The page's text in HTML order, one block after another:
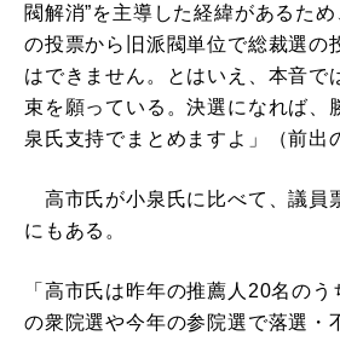
閥解消”を主導した経緯があるた
の投票から旧派閥単位で総裁選の
はできません。とはいえ、本音で
束を願っている。決選になれば、
泉氏支持でまとめますよ」（前出
高市氏が小泉氏に比べて、議員
にもある。
「高市氏は昨年の推薦人20名の
の衆院選や今年の参院選で落選・